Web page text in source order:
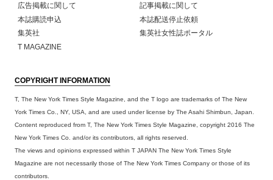
広告掲載に関して
記事掲載に関して
本誌購読申込
本誌配送停止依頼
集英社
集英社女性誌ポータル
T MAGAZINE
COPYRIGHT INFORMATION
T, The New York Times Style Magazine, and the T logo are trademarks of The New
York Times Co., NY, USA, and are used under license by The Asahi Shimbun, Japan.
Content reproduced from T, The New York Times Style Magazine, copyright 2016 The
New York Times Co. and/or its contributors, all rights reserved.
The views and opinions expressed within T JAPAN The New York Times Style
Magazine are not necessarily those of The New York Times Company or those of its
contributors.